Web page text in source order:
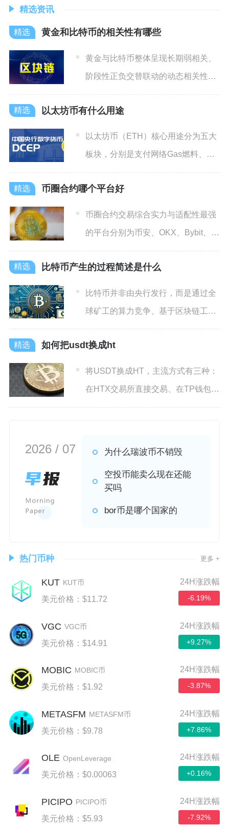
精选资讯
黄金和比特币的相关性有哪些
黄金与比特币整体呈现长期弱相关、
阶段性正负交替联动的动态相关性，
稀缺底层逻辑带来中长期同向
以太坊币有什么用途
以太坊币（ETH）核心用途分为五大
板块，分别是支付网络Gas燃料、质
押保障网络安全、支撑全
币圈合约哪个平台好
币圈合约交易综合实力与适配性最强
的平台分别为币安、OKX、Bybit、
Bitget，其中币
比特币产生的过程简述是什么
比特币并非由央行发行，而是通过全
球矿工的算力竞争、基于区块链工作
量证明机制，约每10分钟生
如何把usdt换成ht
将USDT换成HT，主流方式有三种：
在HTX交易所直接交易、在TP钱包等
去中心化钱包兑换、
2026 / 07 为什么瑞波币不销毁
空投币能卖么现在还能
买吗
bor币是哪个国家的
热门币种 更多 +
KUT KUT币
美元价格：$11.72
24H涨跌幅
-6.19%
VGC VGC币
美元价格：$14.91
24H涨跌幅
+9.27%
MOBIC MOBIC币
美元价格：$1.92
24H涨跌幅
-3.87%
METASFM METASFM币
美元价格：$9.78
24H涨跌幅
+7.86%
OLE OpenLeverage
美元价格：$0.00063
24H涨跌幅
+0.16%
PICIPO PICIPO币
美元价格：$5.93
24H涨跌幅
-7.92%